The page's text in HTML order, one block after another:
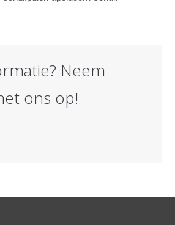
Neem
ons op!